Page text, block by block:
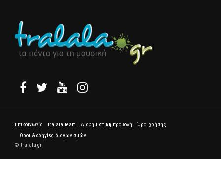
Επικοινωνία tralala team Διαφημιστική προβολή
Όροι χρήσης
Όροι & οδηγίες διαγωνισμών
© tralala.gr